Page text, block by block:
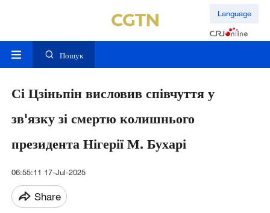
Language
Пошук
Сі Цзіньпін висловив співчуття у
зв'язку зі смертю колишнього
президента Нігерії М. Бухарі
06:55:11 17-Jul-2025
Share